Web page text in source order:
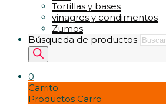
Tortillas y bases
vinagres y condimentos
Zumos
Búsqueda de productos
0
Carrito
Productos Carro